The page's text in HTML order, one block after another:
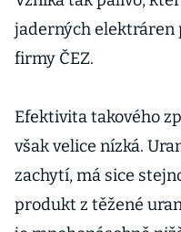
jaderných elektráren
firmy ČEZ.
Efektivita takového
však velice nízká.
zachytí, má sice
produkt z těžené